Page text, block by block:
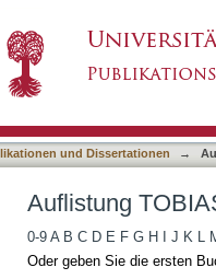
und Dissertationen →
Auflistung
0-9 A B C D E F G H J K L
Oder geben Sie die ersten